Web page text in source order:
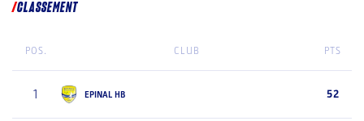
CLASSEMENT
POS. CLUB PTS
1 EPINAL HB 52